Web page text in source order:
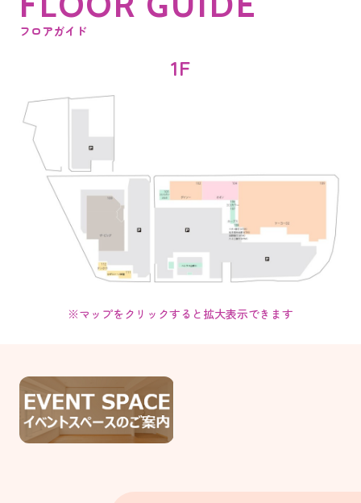
フロアガイド
1F
※マップをクリックすると拡大表示できます